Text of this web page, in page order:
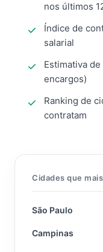
nos últimos
Índice de
salarial
Estimativa de
encargos)
Ranking de
contratam
Cidades que
São Paulo
Campinas